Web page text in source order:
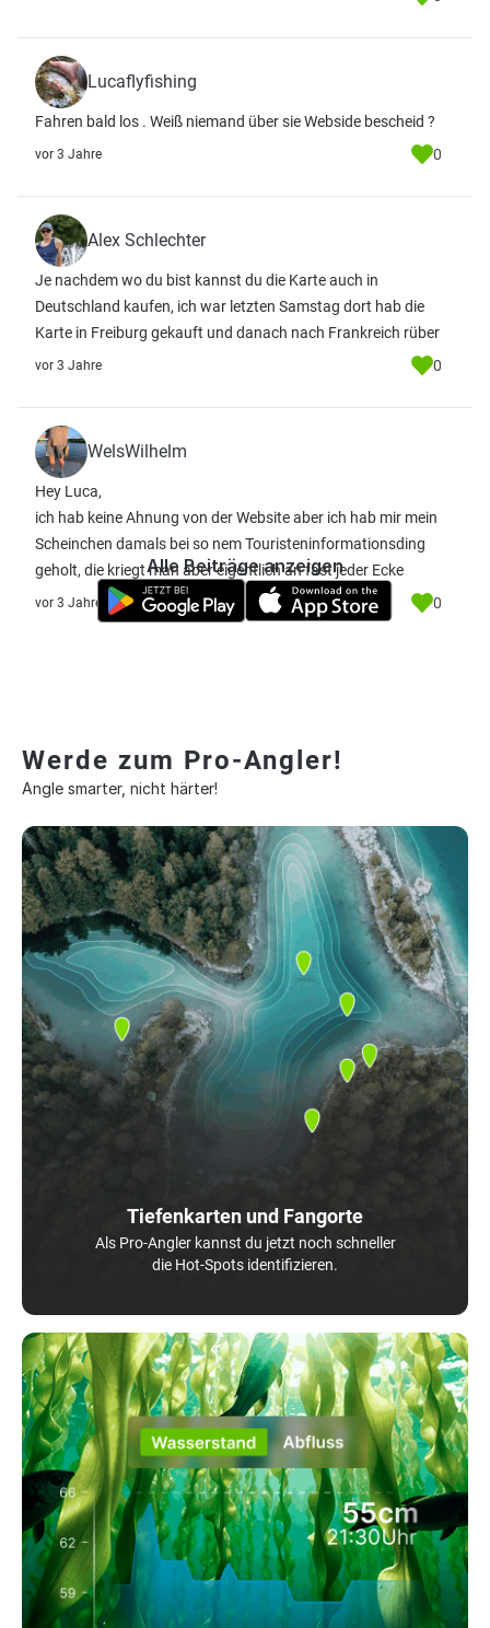
Lucaflyfishing
Fahren bald los . Weiß niemand über sie Webside bescheid ?
vor 3 Jahre 0
Alex Schlechter
Je nachdem wo du bist kannst du die Karte auch in
Deutschland kaufen, ich war letzten Samstag dort hab die
Karte in Freiburg gekauft und danach nach Frankreich rüber
vor 3 Jahre 0
WelsWilhelm
Hey Luca,
ich hab keine Ahnung von der Website aber ich hab mir mein
Scheinchen damals bei so nem Touristeninformationsding
geholt, die kriegt man aber eigentlich an fast jeder Ecke
vor 3 Jahre 0
Alle Beiträge anzeigen
Werde zum Pro-Angler!
Angle smarter, nicht härter!
Tiefenkarten und Fangorte
Als Pro-Angler kannst du jetzt noch schneller
die Hot-Spots identifizieren.